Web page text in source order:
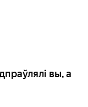
вы, а